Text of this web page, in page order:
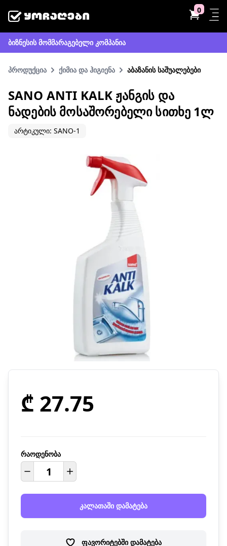
0
ბიზნესის მომმარაგებელი კომპანია
პროდუქცია ქიმია და ჰიგიენა აბაზანის საშუალებები
SANO ANTI KALK ᲟᲐᲜᲒᲘᲡ ᲓᲐ
ᲜᲐᲓᲔᲑᲘᲡ ᲛᲝᲡᲐᲨᲝᲠᲔᲑᲔᲚᲘ ᲡᲘᲗᲮᲔ 1Ლ
არტიკული: SANO-1
₾ 27.75
რაოდენობა
კალათაში დამატება
ფავორიტებში დამატება